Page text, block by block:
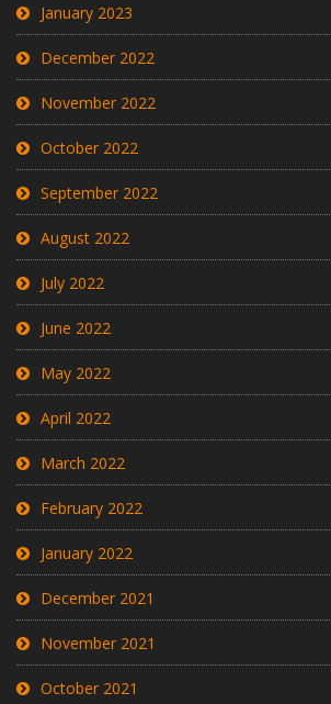
January 2023
December 2022
November 2022
October 2022
September 2022
August 2022
July 2022
June 2022
May 2022
April 2022
March 2022
February 2022
January 2022
December 2021
November 2021
October 2021